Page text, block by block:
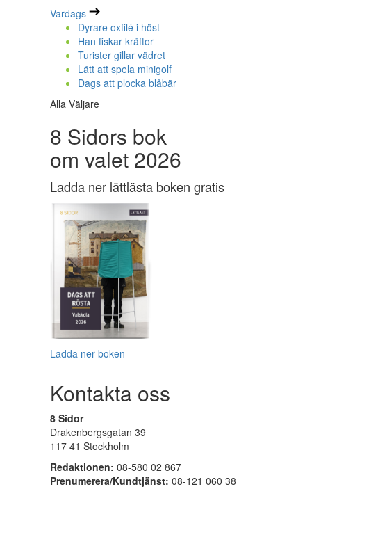
Vardags
Dyrare oxfilé i höst
Han fiskar kräftor
Turister gillar vädret
Lätt att spela minigolf
Dags att plocka blåbär
Alla Väljare
8 Sidors bok
om valet 2026
Ladda ner lättlästa boken gratis
Ladda ner boken
Kontakta oss
8 Sidor
Drakenbergsgatan 39
117 41 Stockholm
Redaktionen: 08-580 02 867
Prenumerera/Kundtjänst: 08-121 060 38